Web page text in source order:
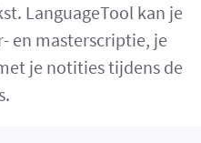
LanguageTool kan je
en masterscriptie, je
je notities tijdens de